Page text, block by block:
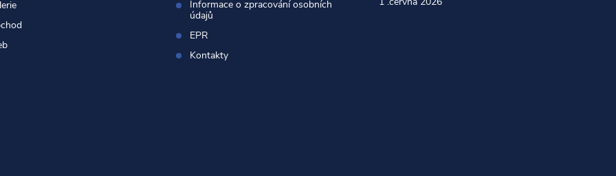
Informace o zpracování osobních
údajů
EPR
Kontakty